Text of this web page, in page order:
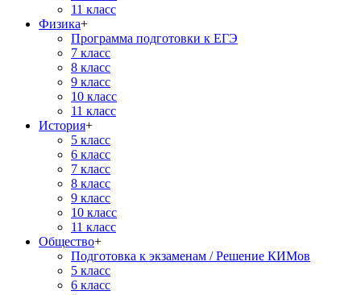
11 класс
Физика+
Программа подготовки к ЕГЭ
7 класс
8 класс
9 класс
10 класс
11 класс
История+
5 класс
6 класс
7 класс
8 класс
9 класс
10 класс
11 класс
Общество+
Подготовка к экзаменам / Решение КИМов
5 класс
6 класс